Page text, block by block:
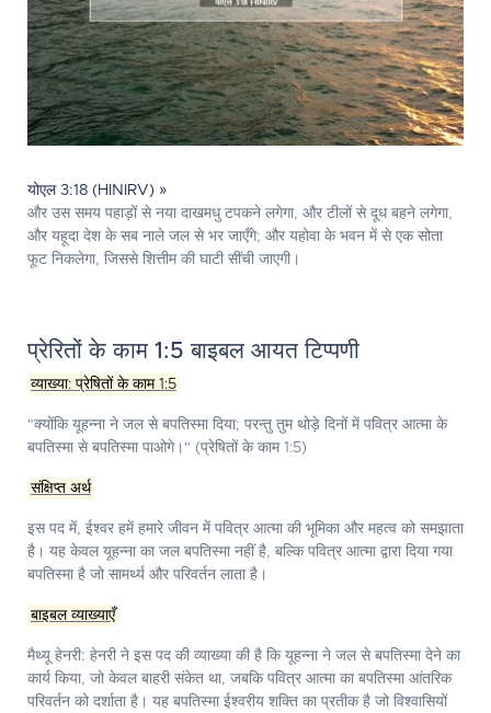
योएल 3:18 (HINIRV) »
और उस समय पहाड़ों से नया दाखमधु टपकने लगेगा, और टीलों से दूध बहने लगेगा,
और यहूदा देश के सब नाले जल से भर जाएँगे; और यहोवा के भवन में से एक सोता
फूट निकलेगा, जिससे शित्तीम की घाटी सींची जाएगी।
प्रेरितों के काम 1:5 बाइबल आयत टिप्पणी
व्याख्या: प्रेषितों के काम 1:5
"क्योंकि यूहन्ना ने जल से बपतिस्मा दिया; परन्तु तुम थोड़े दिनों में पवित्र आत्मा के
बपतिस्मा से बपतिस्मा पाओगे।" (प्रेषितों के काम 1:5)
संक्षिप्त अर्थ
इस पद में, ईश्वर हमें हमारे जीवन में पवित्र आत्मा की भूमिका और महत्व को समझाता
है। यह केवल यूहन्ना का जल बपतिस्मा नहीं है, बल्कि पवित्र आत्मा द्वारा दिया गया
बपतिस्मा है जो सामर्थ्य और परिवर्तन लाता है।
बाइबल व्याख्याएँ
मैथ्यू हेनरी: हेनरी ने इस पद की व्याख्या की है कि यूहन्ना ने जल से बपतिस्मा देने का
कार्य किया, जो केवल बाहरी संकेत था, जबकि पवित्र आत्मा का बपतिस्मा आंतरिक
परिवर्तन को दर्शाता है। यह बपतिस्मा ईश्वरीय शक्ति का प्रतीक है जो विश्वासियों